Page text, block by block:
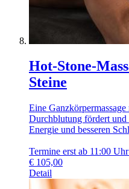
Hot-Stone-
Steine
Eine
Durchblutung fördert und
Energie und besseren
Termine erst ab 11:00
€ 105,00
Detail